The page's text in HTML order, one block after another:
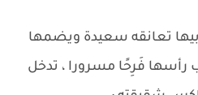
تعانقه سعيدة ويضمها
رأسها فَرِحًا مسرورا ، تدخل